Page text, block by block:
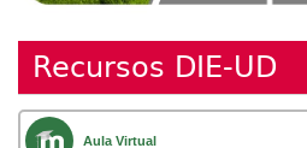
Recursos DIE-UD
Aula Virtual